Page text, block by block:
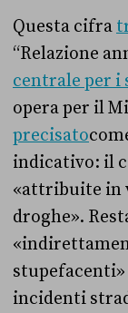
Questa cifra
“Relazione
centrale per i
opera per il
precisato
indicativo: il
«attribuite in
droghe».
incidenti